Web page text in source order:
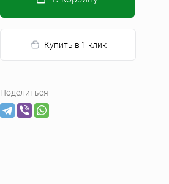
Купить в 1 клик
Поделиться